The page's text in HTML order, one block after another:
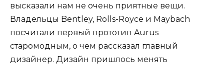
высказали нам не очень приятные вещи.
Владельцы Bentley, Rolls-Royce и Maybach
посчитали первый прототип Aurus
старомодным, о чем рассказал главный
дизайнер. Дизайн пришлось менять